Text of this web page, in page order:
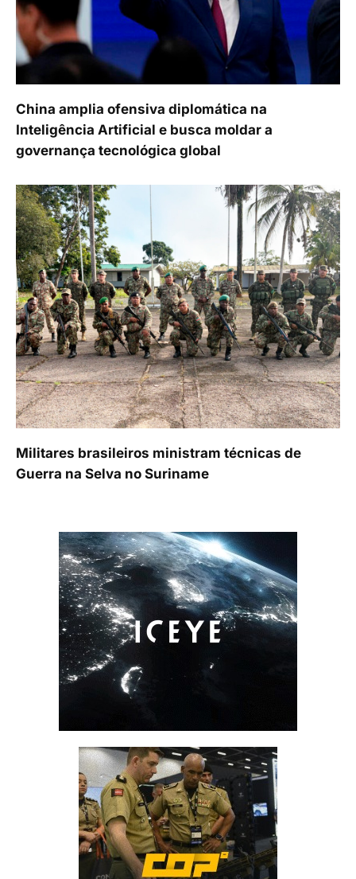
China amplia ofensiva diplomática na
Inteligência Artificial e busca moldar a
governança tecnológica global
Militares brasileiros ministram técnicas de
Guerra na Selva no Suriname